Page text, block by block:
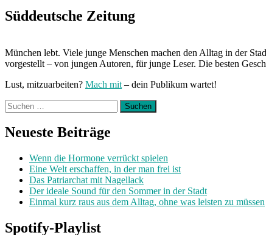
Süddeutsche Zeitung
München lebt. Viele junge Menschen machen den Alltag in der
vorgestellt – von jungen Autoren, für junge Leser. Die besten
Lust, mitzuarbeiten? Mach mit – dein Publikum wartet!
Suchen
nach:
Neueste Beiträge
Wenn die Hormone verrückt spielen
Eine Welt erschaffen, in der man frei ist
Das Patriarchat mit Nagellack
Der ideale Sound für den Sommer in der Stadt
Einmal kurz raus aus dem Alltag, ohne was leisten zu müssen
Spotify-Playlist